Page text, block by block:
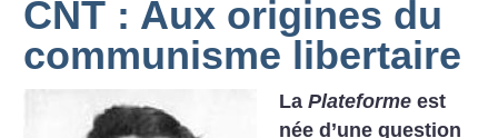
CNT : Aux origines du
communisme libertaire
LaPlateforme est
née d’une question